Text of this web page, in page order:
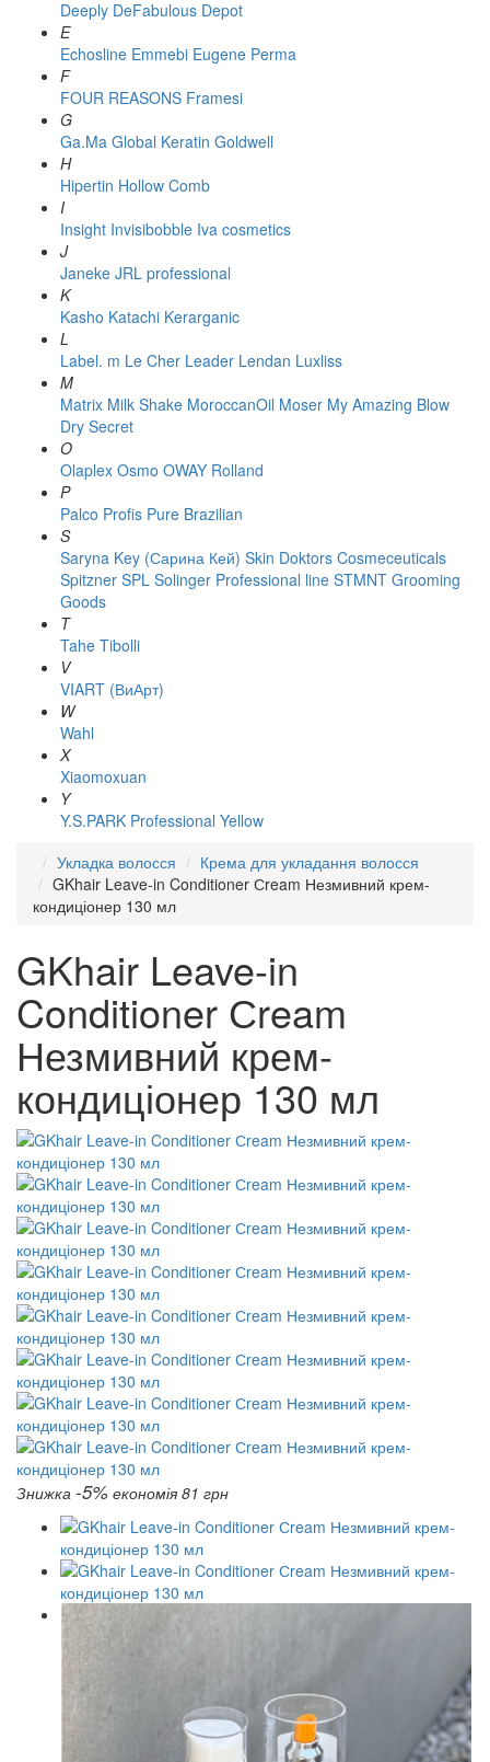
Deeply DeFabulous Depot
E
Echosline Emmebi Eugene Perma
F
FOUR REASONS Framesi
G
Ga.Ma Global Keratin Goldwell
H
Hipertin Hollow Comb
I
Insight Invisibobble Iva cosmetics
J
Janeke JRL professional
K
Kasho Katachi Kerarganic
L
Label. m Le Cher Leader Lendan Luxliss
M
Matrix Milk Shake MoroccanOil Moser My Amazing Blow
Dry Secret
O
Olaplex Osmo OWAY Rolland
P
Palco Profis Pure Brazilian
S
Saryna Key (Сарина Кей) Skin Doktors Cosmeceuticals
Spitzner SPL Solinger Professional line STMNT Grooming
Goods
T
Tahe Tibolli
V
VIART (ВиАрт)
W
Wahl
X
Xiaomoxuan
Y
Y.S.PARK Professional Yellow
Укладка волосся
Крема для укладання волосся
GKhair Leave-in Conditioner Сream Незмивний крем-
кондиціонер 130 мл
GKhair Leave-in
Conditioner Сream
Незмивний крем-
кондиціонер 130 мл
Знижка -5% економія 81 грн